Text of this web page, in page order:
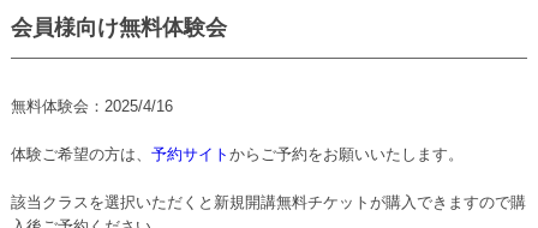
会員様向け無料体験会
無料体験会：2025/4/16
体験ご希望の方は、 予約サイト からご予約をお願いいたします。
該当クラスを選択いただくと新規開講無料チケットが購入できますので購